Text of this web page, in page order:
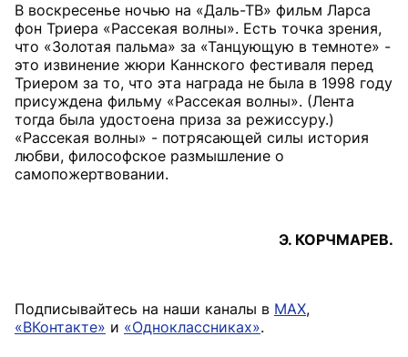
В воскресенье ночью на «Даль-ТВ» фильм Ларса
фон Триера «Рассекая волны». Есть точка зрения,
что «Золотая пальма» за «Танцующую в темноте» -
это извинение жюри Каннского фестиваля перед
Триером за то, что эта награда не была в 1998 году
присуждена фильму «Рассекая волны». (Лента
тогда была удостоена приза за режиссуру.)
«Рассекая волны» - потрясающей силы история
любви, философское размышление о
самопожертвовании.
Э. КОРЧМАРЕВ.
Подписывайтесь на наши каналы в MAX,
«ВКонтакте» и «Одноклассниках».